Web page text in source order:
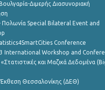
Διμερής Διασυνοριακή
Πολωνία Special Bilateral Event and
Conference
International Workshop and
και Μαζικά Δεδομένα
Έκθεση Θεσσαλονίκης (ΔΕΘ)